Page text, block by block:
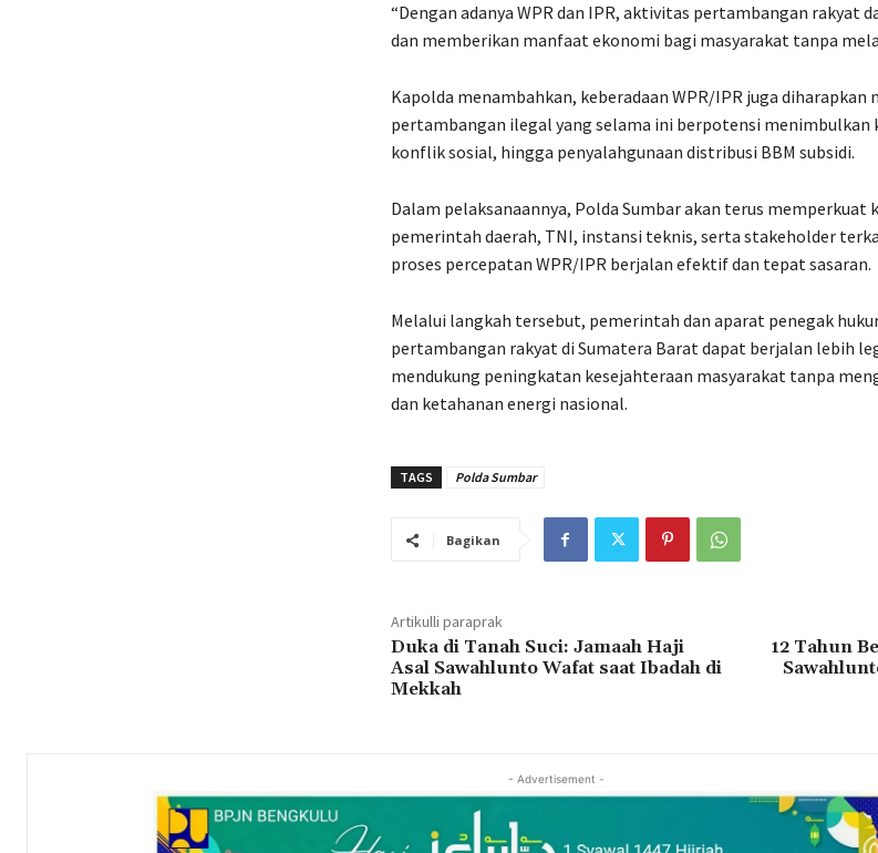
“Dengan adanya WPR dan IPR, aktivitas pertambangan rakyat
dan memberikan manfaat ekonomi bagi masyarakat tanpa
Kapolda menambahkan, keberadaan WPR/IPR juga
pertambangan ilegal yang selama ini berpotensi menimbulkan
konflik sosial, hingga penyalahgunaan distribusi BBM subsidi.
Dalam pelaksanaannya, Polda Sumbar akan terus memperkuat
pemerintah daerah, TNI, instansi teknis, serta stakeholder
proses percepatan WPR/IPR berjalan efektif dan tepat sasaran.
Melalui langkah tersebut, pemerintah dan aparat penegak
pertambangan rakyat di Sumatera Barat dapat berjalan lebih
mendukung peningkatan kesejahteraan masyarakat tanpa
dan ketahanan energi nasional.
TAGS Polda Sumbar
Bagikan
Artikulli paraprak
Duka di Tanah Suci: Jamaah Haji
Asal Sawahlunto Wafat saat Ibadah di
Mekkah
12 Tahun
- Advertisement -